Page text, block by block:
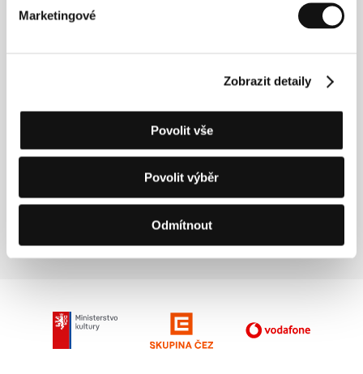
Marketingové
Zobrazit detaily
Povolit vše
Povolit výběr
Odmítnout
Deset evropských režisérů očima Variety
Režie: Tim Fehlbaum / Německo, Švýcarsko, 2011, 86 min
Výlet
Sekce:Deset evropských režisérů očima Variety